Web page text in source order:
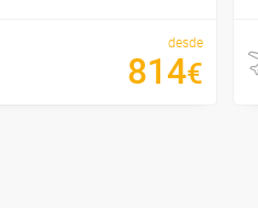
desde
814€